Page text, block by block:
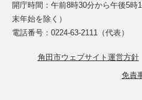
開庁時間：午前8時30分から午後5
末年始を除く）
電話番号：0224-63-2111（代表）
角田市ウェブサイト運営方針
免責